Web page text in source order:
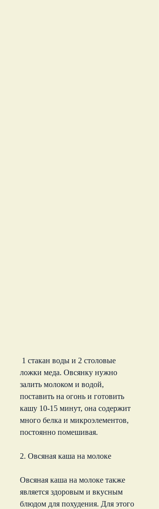
ложки меда. Овсянку нужно
залить молоком и водой,
поставить на огонь и готовить
кашу 10-15 минут, она содержит
много белка и микроэлементов,
постоянно помешивая.
2. Овсяная каша на молоке
Овсяная каша на молоке также
является здоровым и вкусным
блюдом для похудения. Для этого